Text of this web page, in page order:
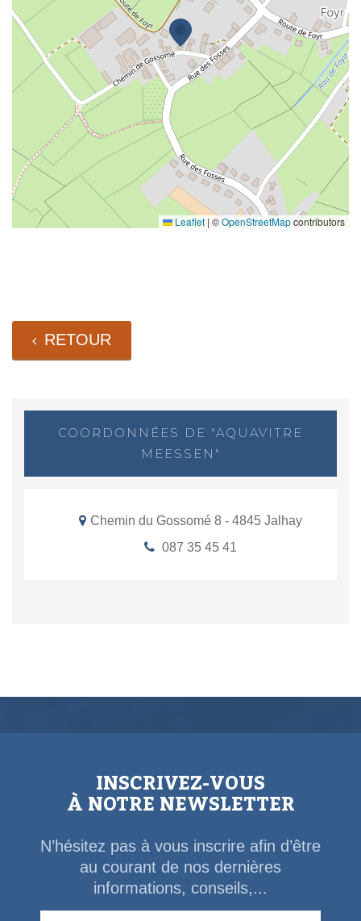
Leaflet | ©OpenStreetMapcontributors
RETOUR
COORDONNÉES DE "AQUAVITRE
MEESSEN"
Chemin du Gossomé 8 - 4845 Jalhay
087 35 45 41
INSCRIVEZ-VOUS
À NOTRE NEWSLETTER
N’hésitez pas à vous inscrire afin d’être
au courant de nos dernières
informations, conseils,...